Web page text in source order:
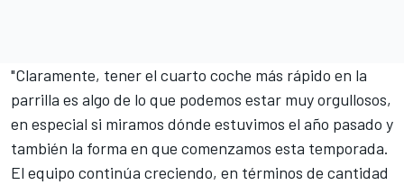
"Claramente, tener el cuarto coche más rápido en la
parrilla es algo de lo que podemos estar muy orgullosos,
en especial si miramos dónde estuvimos el año pasado y
también la forma en que comenzamos esta temporada.
El equipo continúa creciendo, en términos de cantidad